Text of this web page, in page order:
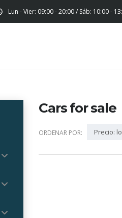
Lun - Vier: 09:00 - 20:00 / Sáb: 10:00 -
Cars for sale
ORDENAR POR: Precio: